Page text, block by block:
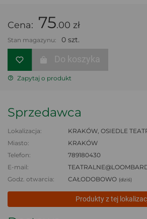
Cena: 75.00 zł
Stan magazynu: 0 szt.
Do koszyka
Zapytaj o produkt
Sprzedawca
Lokalizacja:
KRAKÓW, OSIEDLE
Miasto:
KRAKÓW
Telefon:
789180430
E-mail:
Godz. otwarcia:
CAŁODOBOWO (dziś)
Produkty z tej